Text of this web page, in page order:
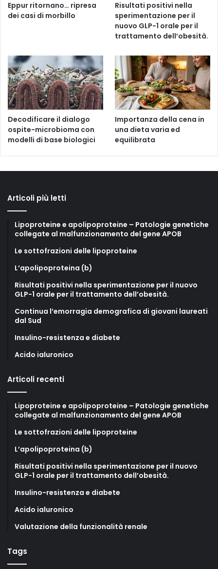
Eppur ritornano… ripresa
dei casi di morbillo
Risultati positivi nella
sperimentazione per il
nuovo GLP-1 orale per il
trattamento dell’obesità.
Decodificare il dialogo
ospite-microbioma con
modelli di base biologici
Importanza della cena in
una dieta varia ed
equilibrata
Articoli più letti
Lipoproteine e apolipoproteine – Patologie genetiche
collegate al malfunzionamento del gene APOB
Le sottofrazioni delle lipoproteine
L’apolipoproteina (b)
Risultati positivi nella sperimentazione per il nuovo
GLP-1 orale per il trattamento dell’obesità.
Continua l’emorragia demografica di giovani laureati
dal Sud
Insulino-resistenza e diabete
Acido ialuronico
Articoli recenti
Lipoproteine e apolipoproteine – Patologie genetiche
collegate al malfunzionamento del gene APOB
Le sottofrazioni delle lipoproteine
L’apolipoproteina (b)
Risultati positivi nella sperimentazione per il nuovo
GLP-1 orale per il trattamento dell’obesità.
Insulino-resistenza e diabete
Acido ialuronico
Valutazione della funzionalità renale
Tags